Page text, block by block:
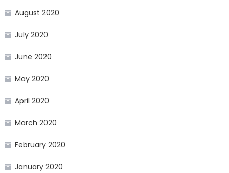
August 2020
July 2020
June 2020
May 2020
April 2020
March 2020
February 2020
January 2020